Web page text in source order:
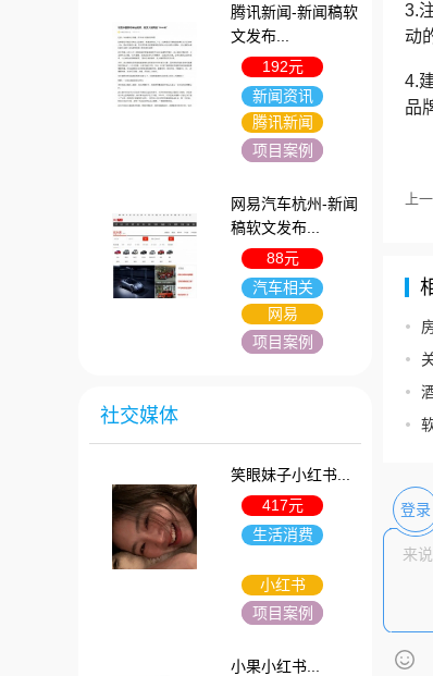
3.
动
4.
品
上
登录
腾讯新闻-新闻稿软
文发布...
192元
新闻资讯
腾讯新闻
项目案例
网易汽车杭州-新闻
稿软文发布...
88元
汽车相关
网易
项目案例
社交媒体
笑眼妹子小红书...
417元
生活消费
小红书
项目案例
小果小红书...